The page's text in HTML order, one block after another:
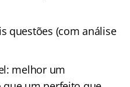
questões (com análise
melhor um